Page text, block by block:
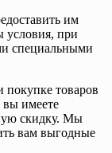
им
условия, при
специальными
покупке товаров
вы имеете
скидку. Мы
вам выгодные